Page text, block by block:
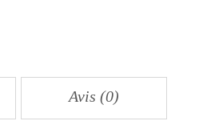
Avis (0)